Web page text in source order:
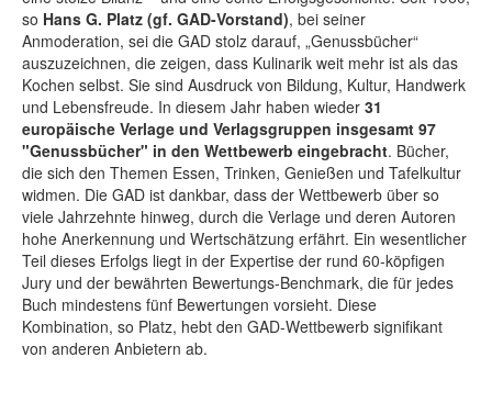
so Hans G. Platz (gf. GAD-Vorstand), bei seiner
Anmoderation, sei die GAD stolz darauf, „Genussbücher“
auszuzeichnen, die zeigen, dass Kulinarik weit mehr ist als das
Kochen selbst. Sie sind Ausdruck von Bildung, Kultur, Handwerk
und Lebensfreude. In diesem Jahr haben wieder 31
europäische Verlage und Verlagsgruppen insgesamt 97
"Genussbücher" in den Wettbewerb eingebracht. Bücher,
die sich den Themen Essen, Trinken, Genießen und Tafelkultur
widmen. Die GAD ist dankbar, dass der Wettbewerb über so
viele Jahrzehnte hinweg, durch die Verlage und deren Autoren
hohe Anerkennung und Wertschätzung erfährt. Ein wesentlicher
Teil dieses Erfolgs liegt in der Expertise der rund 60-köpfigen
Jury und der bewährten Bewertungs-Benchmark, die für jedes
Buch mindestens fünf Bewertungen vorsieht. Diese
Kombination, so Platz, hebt den GAD-Wettbewerb signifikant
von anderen Anbietern ab.